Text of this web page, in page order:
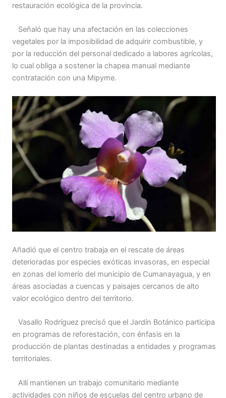
restauración ecológica de la provincia.
Señaló que hay una afectación en las colecciones
vegetales por la imposibilidad de adquirir combustible, y
por la reducción del personal dedicado a labores agrícolas,
lo cual obliga a sostener la chapea manual mediante
contratación con una Mipyme.
Añadió que el centro trabaja en el rescate de áreas
deterioradas por especies exóticas invasoras, en especial
en zonas del lomerío del municipio de Cumanayagua, y en
áreas asociadas a cuencas y paisajes cercanos de alto
valor ecológico dentro del territorio.
Vasallo Rodríguez precisó que el Jardín Botánico participa
en programas de reforestación, con énfasis en la
producción de plantas destinadas a entidades y programas
territoriales.
Allí mantienen un trabajo comunitario mediante
actividades con niños de escuelas del centro urbano de